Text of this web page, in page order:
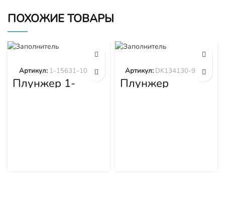
ПОХОЖИЕ ТОВАРЫ
Плунжер 1-
15631-101-0
Артикул: 1-15631-101-0
Плунжер
DK134130-9320
Артикул: DK134130-9320